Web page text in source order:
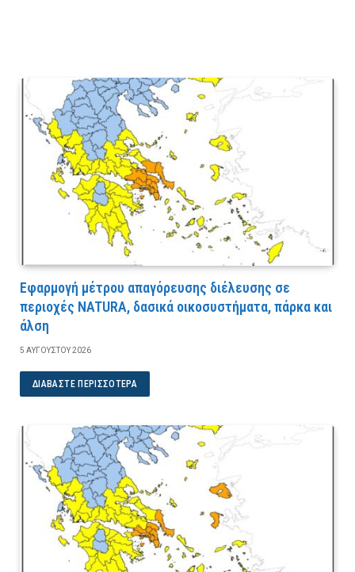
Εφαρμογή μέτρου απαγόρευσης διέλευσης σε
περιοχές NATURA, δασικά οικοσυστήματα, πάρκα και
άλση
5 ΑΥΓΟΎΣΤΟΥ 2026
ΔΙΑΒΆΣΤΕ ΠΕΡΙΣΣΌΤΕΡΑ